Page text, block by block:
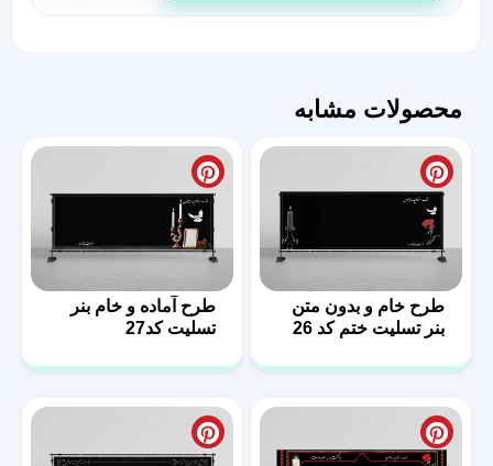
همدردی
خاطره
عدد
محصولات مشابه
طرح خام و بدون متن
بنر تسلیت ختم کد 26
طرح آماده و خام بنر
تسلیت کد27